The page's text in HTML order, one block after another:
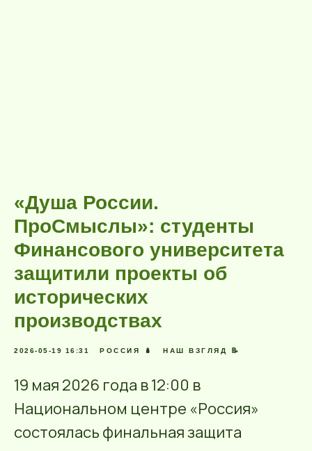
«Душа России.
ПроСмыслы»: студенты
Финансового университета
защитили проекты об
исторических
производствах
2026-05-19 16:31 РОССИЯ 🪆 НАШ ВЗГЛЯД 📝
19 мая 2026 года в 12:00 в
Национальном центре «Россия»
состоялась финальная защита